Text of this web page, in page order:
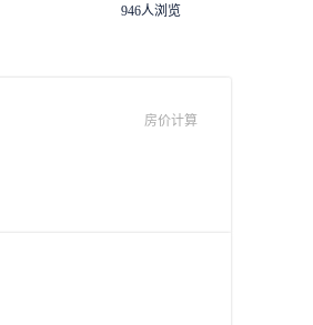
946人浏览
房价计算